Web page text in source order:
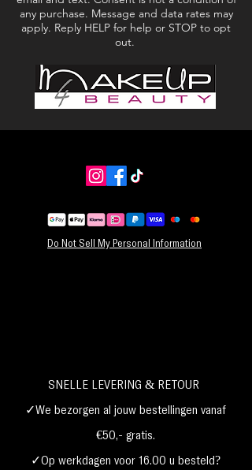
any purchase. Message and data rates may
apply. Reply HELP for help or STOP to opt
out.
Do Not Sell My Personal Information
SNELLE LEVERING & RETOUR
✓We bezorgen al jouw bestellingen vanaf
€50,- gratis.
✓Op werkdagen voor 16.00 u besteld?